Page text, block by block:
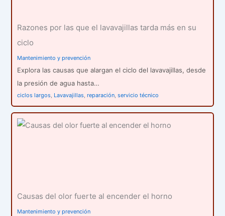
Razones por las que el lavavajillas tarda más en su
ciclo
Mantenimiento y prevención
Explora las causas que alargan el ciclo del lavavajillas, desde
la presión de agua hasta…
ciclos largos, Lavavajillas,reparación,servicio técnico
Causas del olor fuerte al encender el horno
Mantenimiento y prevención